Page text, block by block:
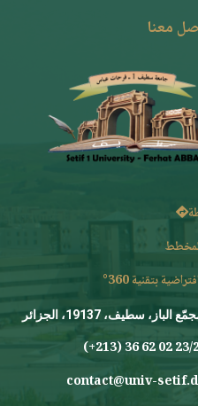
معنا
بتقنية 360°
الباز، سطيف، 19137، الجزائر
contact@univ-